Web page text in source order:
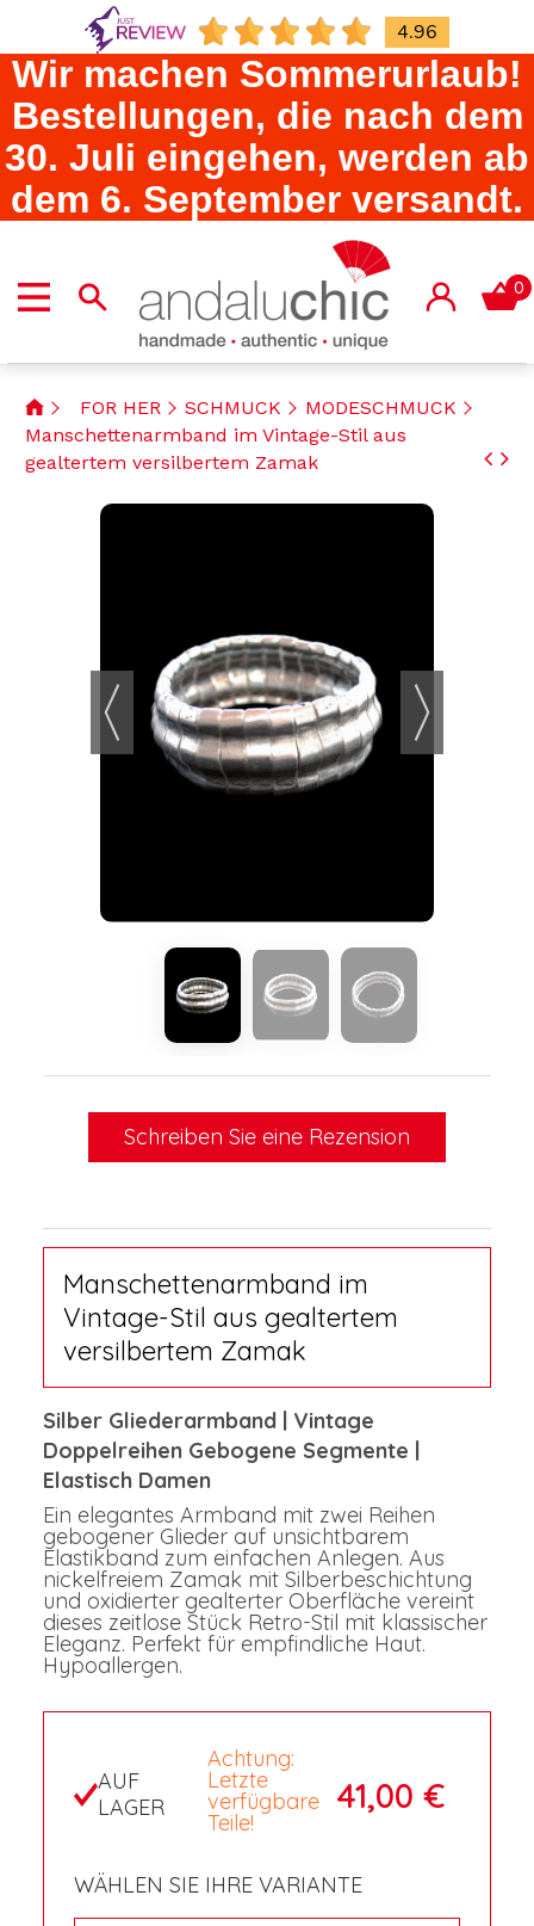
4.96
Wir machen Sommerurlaub!
Bestellungen, die nach dem
30. Juli eingehen, werden ab
dem 6. September versandt.
0
FOR HER SCHMUCK
MODESCHMUCK
Manschettenarmband im Vintage-Stil aus
gealtertem versilbertem Zamak
Schreiben Sie eine Rezension
Manschettenarmband im
Vintage-Stil aus gealtertem
versilbertem Zamak
Silber Gliederarmband | Vintage
Doppelreihen Gebogene Segmente |
Elastisch Damen
Ein elegantes Armband mit zwei Reihen
gebogener Glieder auf unsichtbarem
Elastikband zum einfachen Anlegen. Aus
nickelfreiem Zamak mit Silberbeschichtung
und oxidierter gealterter Oberfläche vereint
dieses zeitlose Stück Retro-Stil mit klassischer
Eleganz. Perfekt für empfindliche Haut.
Hypoallergen.
AUF
LAGER
Achtung:
Letzte
verfügbare
Teile!
41,00 €
WÄHLEN SIE IHRE VARIANTE